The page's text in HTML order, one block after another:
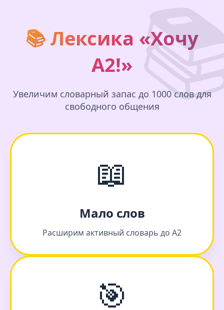
📚 Лексика «Хочу
А2!»
Увеличим словарный запас до 1000 слов для
свободного общения
📖
Мало слов
Расширим активный словарь до А2
🎯